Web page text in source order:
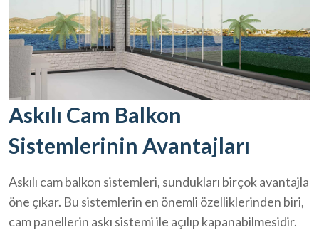
Askılı Cam Balkon
Sistemlerinin Avantajları
Askılı cam balkon sistemleri, sundukları birçok avantajla
öne çıkar. Bu sistemlerin en önemli özelliklerinden biri,
cam panellerin askı sistemi ile açılıp kapanabilmesidir.